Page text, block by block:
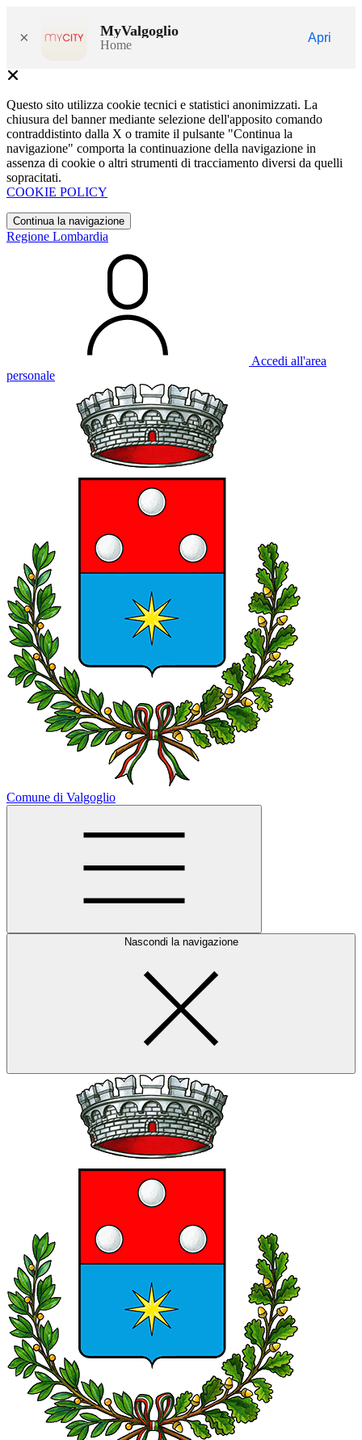
× MyValgoglio
Home
Apri
Questo sito utilizza cookie tecnici e statistici anonimizzati. La
chiusura del banner mediante selezione dell'apposito comando
contraddistinto dalla X o tramite il pulsante "Continua la
navigazione" comporta la continuazione della navigazione in
assenza di cookie o altri strumenti di tracciamento diversi da quelli
sopracitati.
COOKIE POLICY
Continua la navigazione
Regione Lombardia
Accedi all'area
personale
Comune di Valgoglio
Nascondi la navigazione